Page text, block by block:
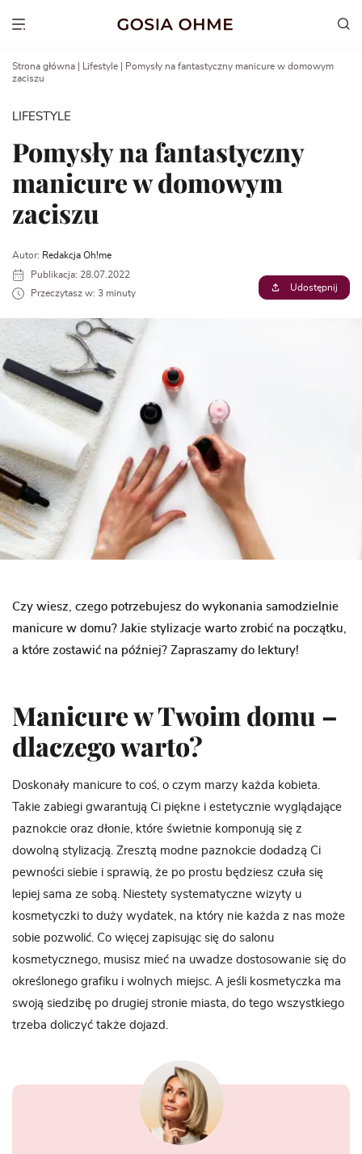
Show menu
Strona główna Lifestyle
Pomysły na fantastyczny manicure w domowym
zaciszu
LIFESTYLE
Pomysły na fantastyczny
manicure w domowym
zaciszu
Autor: Redakcja Oh!me
Publikacja: 28.07.2022
Przeczytasz w: 3 minuty
Udostępnij
Czy wiesz, czego potrzebujesz do wykonania samodzielnie
manicure w domu? Jakie stylizacje warto zrobić na początku,
a które zostawić na później? Zapraszamy do lektury!
Manicure w Twoim domu –
dlaczego warto?
Doskonały manicure to coś, o czym marzy każda kobieta.
Takie zabiegi gwarantują Ci piękne i estetycznie wyglądające
paznokcie oraz dłonie, które świetnie komponują się z
dowolną stylizacją. Zresztą modne paznokcie dodadzą Ci
pewności siebie i sprawią, że po prostu będziesz czuła się
lepiej sama ze sobą. Niestety systematyczne wizyty u
kosmetyczki to duży wydatek, na który nie każda z nas może
sobie pozwolić. Co więcej zapisując się do salonu
kosmetycznego, musisz mieć na uwadze dostosowanie się do
określonego grafiku i wolnych miejsc. A jeśli kosmetyczka ma
swoją siedzibę po drugiej stronie miasta, do tego wszystkiego
trzeba doliczyć także dojazd.